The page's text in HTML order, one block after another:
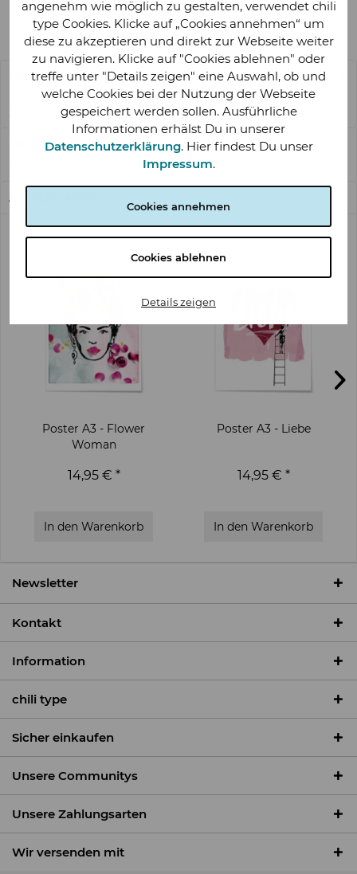
angenehm wie möglich zu gestalten, verwendet chili
type Cookies. Klicke auf „Cookies annehmen“ um
diese zu akzeptieren und direkt zur Webseite weiter
zu navigieren. Klicke auf "Cookies ablehnen" oder
treffe unter "Details zeigen" eine Auswahl, ob und
welche Cookies bei der Nutzung der Webseite
gespeichert werden sollen. Ausführliche
Informationen erhälst Du in unserer
Datenschutzerklärung. Hier findest Du unser
Impressum.
Cookies annehmen
Cookies ablehnen
Details zeigen
Beschreibung
Fresh & Unverwechselbar: Posterdruck "Von Liebe allein" Für
Style-Liebhaber und Wand-Künstler:...mehr
Bewertungen
0
Bewertungen lesen, schreiben und diskutieren...
Ähnliche Artikel
Poster A3 - Flower
Woman
14,95 € *
In den Warenkorb
Poster A3 - Liebe
14,95 € *
In den Warenkorb
Newsletter
Kontakt
Information
chili type
Sicher einkaufen
Unsere Communitys
Unsere Zahlungsarten
Wir versenden mit